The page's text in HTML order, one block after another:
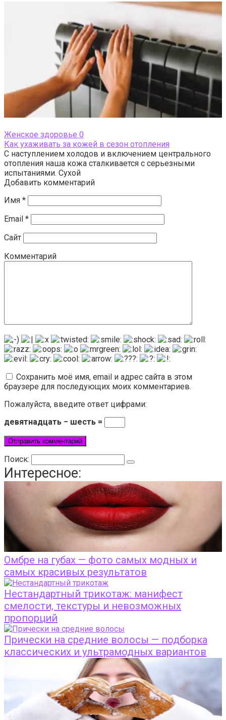
Женское здоровье 0
Как ухаживать за кожей в сезон отопления
С наступлением холодов и включением центрального
отопления наша кожа сталкивается с серьезными
испытаниями. Сухой
Добавить комментарий
Имя *
Email *
Сайт
Комментарий
Сохранить моё имя, email и адрес сайта в этом
браузере для последующих моих комментариев.
Пожалуйста, введите ответ цифрами:
девятнадцать − шесть =
Поиск:
Интересное:
Омбре на губах — фото самых модных и
самых красивых результатов
Нестандартный трикотаж: манифест
смелости, текстуры и невозможных
пропорций
Прически на средние волосы — подборка
классических и ультрамодных вариантов